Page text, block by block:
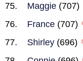
Maggie (707)
France (707)
Shirley (696)